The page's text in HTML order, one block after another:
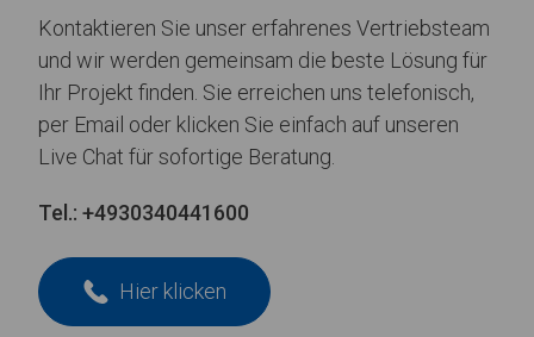
Kontaktieren Sie unser erfahrenes Vertriebsteam
und wir werden gemeinsam die beste Lösung für
Ihr Projekt finden. Sie erreichen uns telefonisch,
per Email oder klicken Sie einfach auf unseren
Live Chat für sofortige Beratung.
Tel.: +4930340441600
Hier klicken